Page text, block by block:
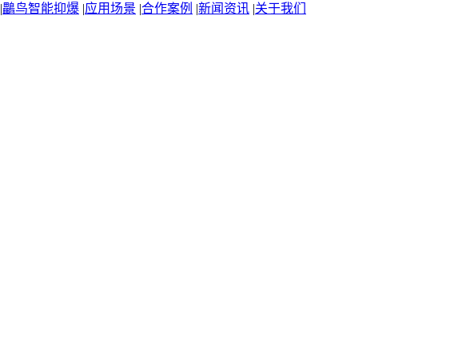
|鸓鸟智能抑爆 |应用场景 |合作案例 |新闻资讯 |关于我们